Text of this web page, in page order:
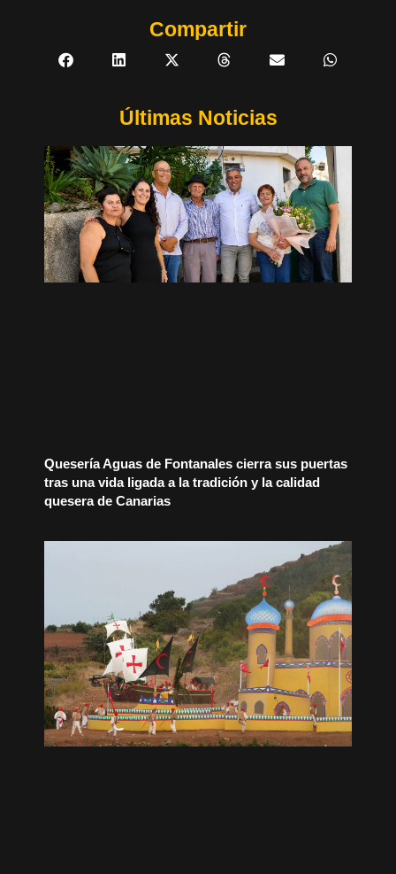
Compartir
Últimas Noticias
Quesería Aguas de Fontanales cierra sus puertas
tras una vida ligada a la tradición y la calidad
quesera de Canarias